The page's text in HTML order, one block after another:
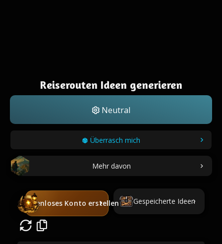
Reiserouten Ideen generieren
Neutral
Überrasch mich
Mehr davon
Kostenloses Konto erstellen Gespeicherte Ideen